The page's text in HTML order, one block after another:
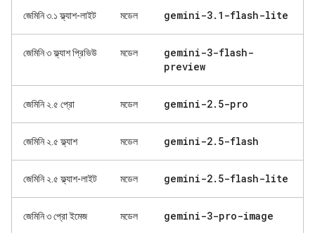
জেমিনি ৩.১ ফ্ল্যাশ-লাইট মডেল gemini-3. 1-flash-lite
জেমিনি ৩ ফ্ল্যাশ প্রিভিউ মডেল
gemini-3-flash-
preview
জেমিনি ২.৫ প্রো মডেল gemini-2. 5-pro
জেমিনি ২.৫ ফ্ল্যাশ মডেল gemini-2. 5-flash
জেমিনি ২.৫ ফ্ল্যাশ-লাইট মডেল gemini-2. 5-flash-lite
জেমিনি ৩ প্রো ইমেজ মডেল gemini-3-pro-image